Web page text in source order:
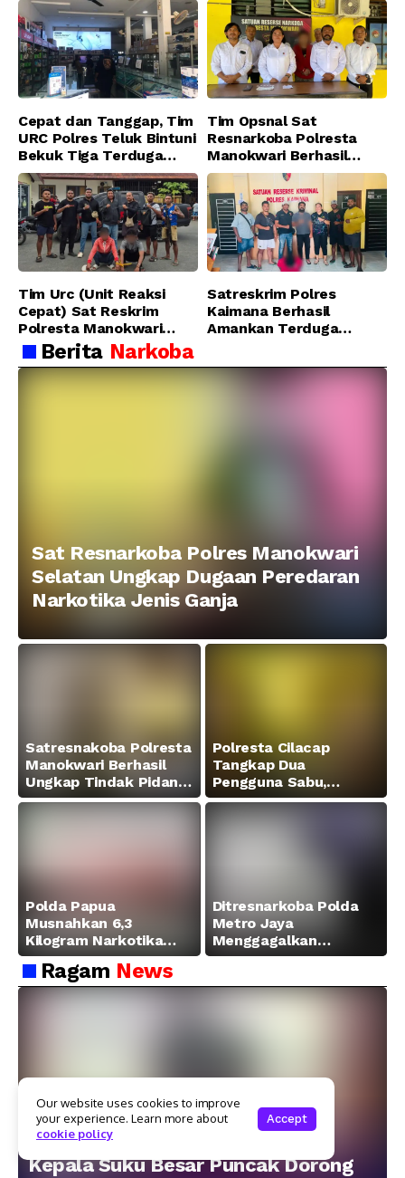
Jatanras Polda Papua Barat
Cepat dan Tanggap, Tim
URC Polres Teluk Bintuni
Bekuk Tiga Terduga
Pelaku Pencurian di SMA
Sanawesen
Tim Opsnal Sat
Resnarkoba Polresta
Manokwari Berhasil
Ungkap Kasus Tindak
Pidana Narkotika
Golongan I Jenis Shabu
di SP 4 Distrik Prafi kab.
Manokwari
Tim Urc (Unit Reaksi
Cepat) Sat Reskrim
Polresta Manokwari
Berhasil Tangkap 2
Pelaku Pengeroyokan di
Taman Ria kab.
Satreskrim Polres
Kaimana Berhasil
Amankan Terduga
Menggunakan Senjata
Tajam
Berita Narkoba
Sat Resnarkoba Polres Manokwari
Selatan Ungkap Dugaan Peredaran
Narkotika Jenis Ganja
Satresnakoba Polresta
Manokwari Berhasil
Ungkap Tindak Pidana
Narkotika Golongan I
Jenis Sabu di Jalan
Polresta Cilacap
Tangkap Dua
Pengguna Sabu,
Amankan Paket 0,34
Gram
Polda Papua
Musnahkan 6,3
Kilogram Narkotika
Hasil Pengungkapan
Jaringan Lintas
Wilayah Februari 2026
Ditresnarkoba Polda
Metro Jaya
Menggagalkan
Peredaran Sabu 5,3 Kg
Ragam News
Satgas
Kepala Suku Besar Puncak Dorong
Our website uses cookies to improve
your experience. Learn more about
cookie policy
Accept